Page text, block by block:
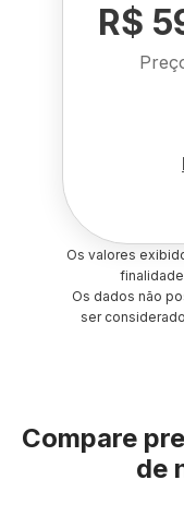
R$
Os valores
Os dados não
ser
Compare
de